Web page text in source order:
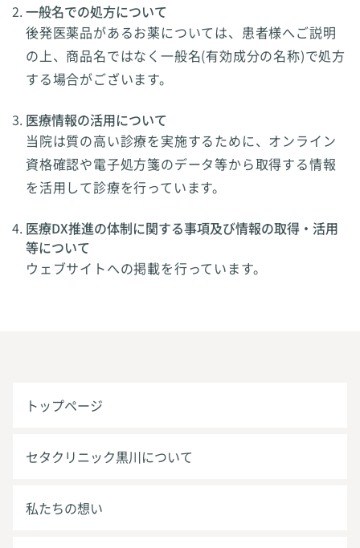
一般名での処方について
後発医薬品があるお薬については、患者様へご説明
の上、商品名ではなく一般名(有効成分の名称)で処方
する場合がございます。
医療情報の活用について
当院は質の高い診療を実施するために、オンライン
資格確認や電子処方箋のデータ等から取得する情報
を活用して診療を行っています。
医療DX推進の体制に関する事項及び情報の取得・活用
等について
ウェブサイトへの掲載を行っています。
トップページ
セタクリニック黒川について
私たちの想い